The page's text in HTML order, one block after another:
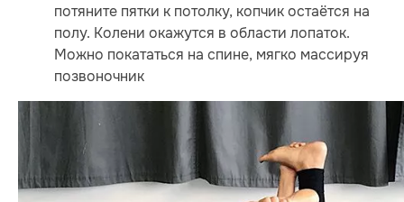
потяните пятки к потолку, копчик остаётся на
полу. Колени окажутся в области лопаток.
Можно покататься на спине, мягко массируя
позвоночник